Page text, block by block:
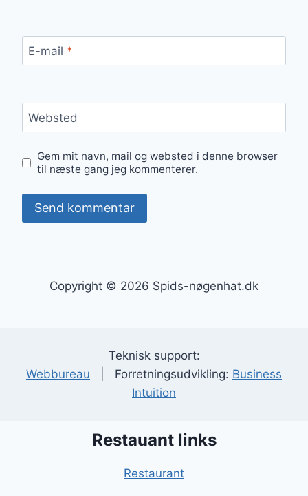
E-mail *
Websted
Gem mit navn, mail og websted i denne browser
til næste gang jeg kommenterer.
Copyright © 2026 Spids-nøgenhat.dk
Teknisk support:
Webbureau | Forretningsudvikling: Business
Intuition
Restauant links
Restaurant